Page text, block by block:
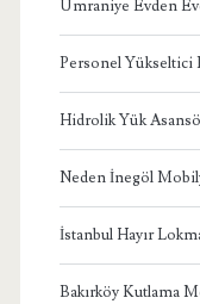
Ümraniye Evden
Personel Yükseltici
Hidrolik Yük
Neden İnegöl
İstanbul Hayır
Bakırköy Kutlama